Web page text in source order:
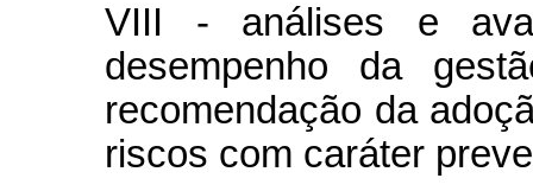
VIII - análises e
desempenho da
recomendação da
riscos com caráter